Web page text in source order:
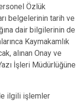
Özlük
belgelerinin tarih ve
dair bilgilerinin de
Kaymakamlık
alınan Onay ve
İşleri Müdürlüğüne
ilgili işlemler